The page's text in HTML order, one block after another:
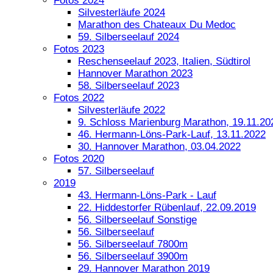
Silvesterläufe 2024
Marathon des Chateaux Du Medoc
59. Silberseelauf 2024
Fotos 2023
Reschenseelauf 2023, Italien, Südtirol
Hannover Marathon 2023
58. Silberseelauf 2023
Fotos 2022
Silvesterläufe 2022
9. Schloss Marienburg Marathon,
46. Hermann-Löns-Park-Lauf, 13.11.2022
30. Hannover Marathon, 03.04.2022
Fotos 2020
57. Silberseelauf
2019
43. Hermann-Löns-Park - Lauf
22. Hiddestorfer Rübenlauf, 22.09.2019
56. Silberseelauf Sonstige
56. Silberseelauf
56. Silberseelauf 7800m
56. Silberseelauf 3900m
29. Hannover Marathon 2019